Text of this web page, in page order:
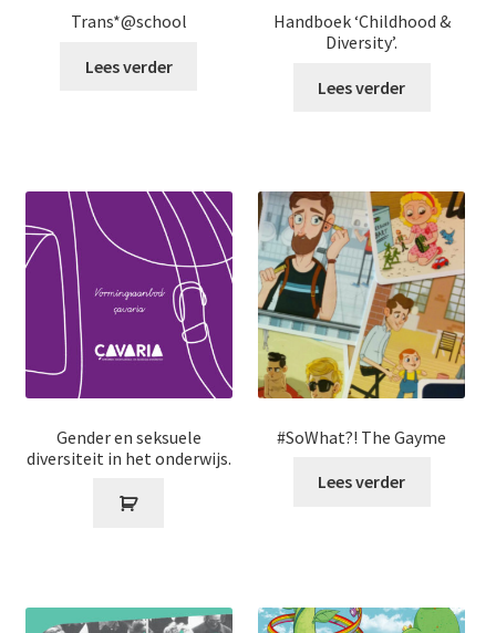
Trans*@school
Lees verder
Handboek ‘Childhood &
Diversity’.
Lees verder
Gender en seksuele
diversiteit in het onderwijs.
#SoWhat?! The Gayme
Lees verder